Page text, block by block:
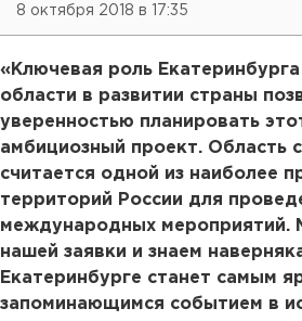
8 октября 2018 в 17:35
«Ключевая роль
области в развитии страны
уверенностью планировать
амбициозный проект. Область
считается одной из наиболее
территорий России для
международных мероприятий.
нашей заявки и знаем
Екатеринбурге станет самым
запоминающимся событием в